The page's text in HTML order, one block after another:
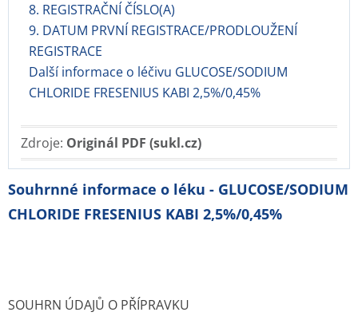
8. REGISTRAČNÍ ČÍSLO(A)
9. DATUM PRVNÍ REGISTRACE/PRODLOUŽENÍ
REGISTRACE
Další informace o léčivu GLUCOSE/SODIUM
CHLORIDE FRESENIUS KABI 2,5%/0,45%
Zdroje: Originál PDF (sukl.cz)
Souhrnné informace o léku - GLUCOSE/SODIUM
CHLORIDE FRESENIUS KABI 2,5%/0,45%
SOUHRN ÚDAJŮ O PŘÍPRAVKU